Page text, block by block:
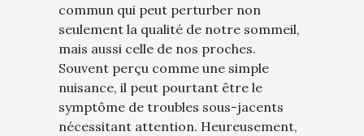
commun qui peut perturber non
seulement la qualité de notre sommeil,
mais aussi celle de nos proches.
Souvent perçu comme une simple
nuisance, il peut pourtant être le
symptôme de troubles sous-jacents
nécessitant attention. Heureusement,